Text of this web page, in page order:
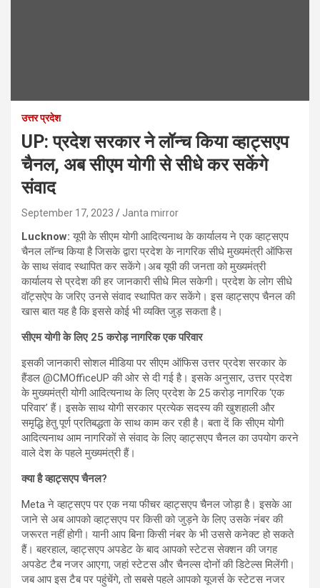
उत्तर प्रदेश
UP: प्रदेश सरकार ने लॉन्‍च किया व्‍हाट्सएप
चैनल, अब सीएम योगी से सीधे कर सकेंगे
संवाद
September 17, 2023 Janta mirror
Lucknow: यूपी के सीएम योगी आदित्यनाथ के कार्यालय ने एक व्‍हाट्सएप
चैनल लॉन्‍च किया है जिसके द्वारा प्रदेश के नागरिक सीधे मुख्यमंत्री ऑफिस
के साथ संवाद स्‍थापित कर सकेंगे।अब यूपी की जनता को मुख्यमंत्री
कार्यालय से प्रदेश की हर जानकारी सीधे मिल सकेगी। प्रदेश के लोग सीधे
वॉट्सऐप के जरिए उनसे संवाद स्थापित कर सकेंगे। इस व्‍हाट्सएप चैनल की
खास बात यह है कि इससे कोई भी व्‍यक्ति जुड़ सकता है।
सीएम योगी के लिए 25 करोड़ नागरिक एक परिवार
इसकी जानकारी सोशल मीडिया पर सीएम ऑफिस उत्तर प्रदेश सरकार के
हैंडल @CMOfficeUP की ओर से दी गई है। इसके अनुसार, उत्तर प्रदेश
के मुख्यमंत्री योगी आदित्यनाथ के लिए प्रदेश के 25 करोड़ नागरिक ‘एक
परिवार’ हैं। इसके साथ योगी सरकार प्रत्येक सदस्य की खुशहाली और
समृद्धि हेतु पूर्ण प्रतिबद्धता के साथ काम कर रही है। बता दें कि सीएम योगी
आदित्यनाथ आम नागरिकों से संवाद के लिए व्हाट्सएप चैनल का उपयोग करने
वाले देश के पहले मुख्यमंत्री हैं।
क्‍या है व्हाट्सएप चैनल?
Meta ने व्हाट्सएप पर एक नया फीचर व्हाट्सएप चैनल जोड़ा है। इसके आ
जाने से अब आपको व्हाट्सएप पर किसी को जुड़ने के लिए उसके नंबर की
जरूरत नहीं होगी। यानी आप बिना किसी नंबर के भी उससे कनेक्‍ट हो सकते
हैं। बहरहाल, व्हाट्सएप अपडेट के बाद आपको स्टेटस सेक्शन की जगह
अपडेट टैब नजर आएगा, जहां स्टेटस और चैनल्स दोनों की डिटेल्स मिलेंगी।
जब आप इस टैब पर पहुंचेंगे, तो सबसे पहले आपको यूजर्स के स्टेटस नजर